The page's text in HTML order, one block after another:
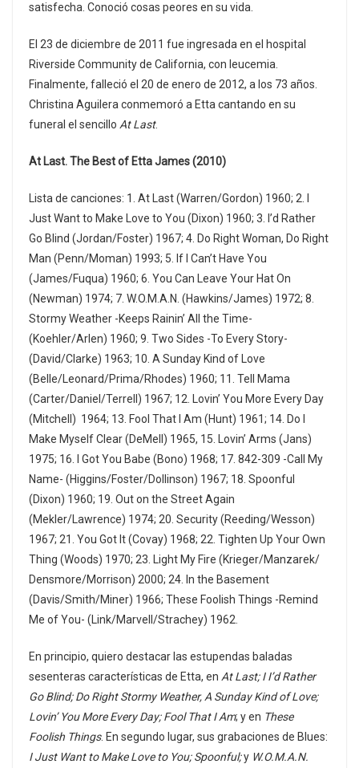
satisfecha. Conoció cosas peores en su vida.
El 23 de diciembre de 2011 fue ingresada en el hospital
Riverside Community de California, con leucemia.
Finalmente, falleció el 20 de enero de 2012, a los 73 años.​
Christina Aguilera conmemoró a Etta cantando en su
funeral el sencillo At Last.
At Last. The Best of Etta James (2010)
Lista de canciones: 1. At Last (Warren/Gordon) 1960; 2. I
Just Want to Make Love to You (Dixon) 1960; 3. I’d Rather
Go Blind (Jordan/Foster) 1967; 4. Do Right Woman, Do Right
Man (Penn/Moman) 1993; 5. If I Can’t Have You
(James/Fuqua) 1960; 6. You Can Leave Your Hat On
(Newman) 1974; 7. W.O.M.A.N. (Hawkins/James) 1972; 8.
Stormy Weather -Keeps Rainin’ All the Time-
(Koehler/Arlen) 1960; 9. Two Sides -To Every Story-
(David/Clarke) 1963; 10. A Sunday Kind of Love
(Belle/Leonard/Prima/Rhodes) 1960; 11. Tell Mama
(Carter/Daniel/Terrell) 1967; 12. Lovin’ You More Every Day
(Mitchell) 1964; 13. Fool That I Am (Hunt) 1961; 14. Do I
Make Myself Clear (DeMell) 1965, 15. Lovin’ Arms (Jans)
1975; 16. I Got You Babe (Bono) 1968; 17. 842-309 -Call My
Name- (Higgins/Foster/Dollinson) 1967; 18. Spoonful
(Dixon) 1960; 19. Out on the Street Again
(Mekler/Lawrence) 1974; 20. Security (Reeding/Wesson)
1967; 21. You Got It (Covay) 1968; 22. Tighten Up Your Own
Thing (Woods) 1970; 23. Light My Fire (Krieger/Manzarek/
Densmore/Morrison) 2000; 24. In the Basement
(Davis/Smith/Miner) 1966; These Foolish Things -Remind
Me of You- (Link/Marvell/Strachey) 1962.
En principio, quiero destacar las estupendas baladas
sesenteras características de Etta, en At Last; I I’d Rather
Go Blind; Do Right Stormy Weather, A Sunday Kind of Love;
Lovin’ You More Every Day; Fool That I Am; y en These
Foolish Things. En segundo lugar, sus grabaciones de Blues:
I Just Want to Make Love to You; Spoonful;y W.O.M.A.N.